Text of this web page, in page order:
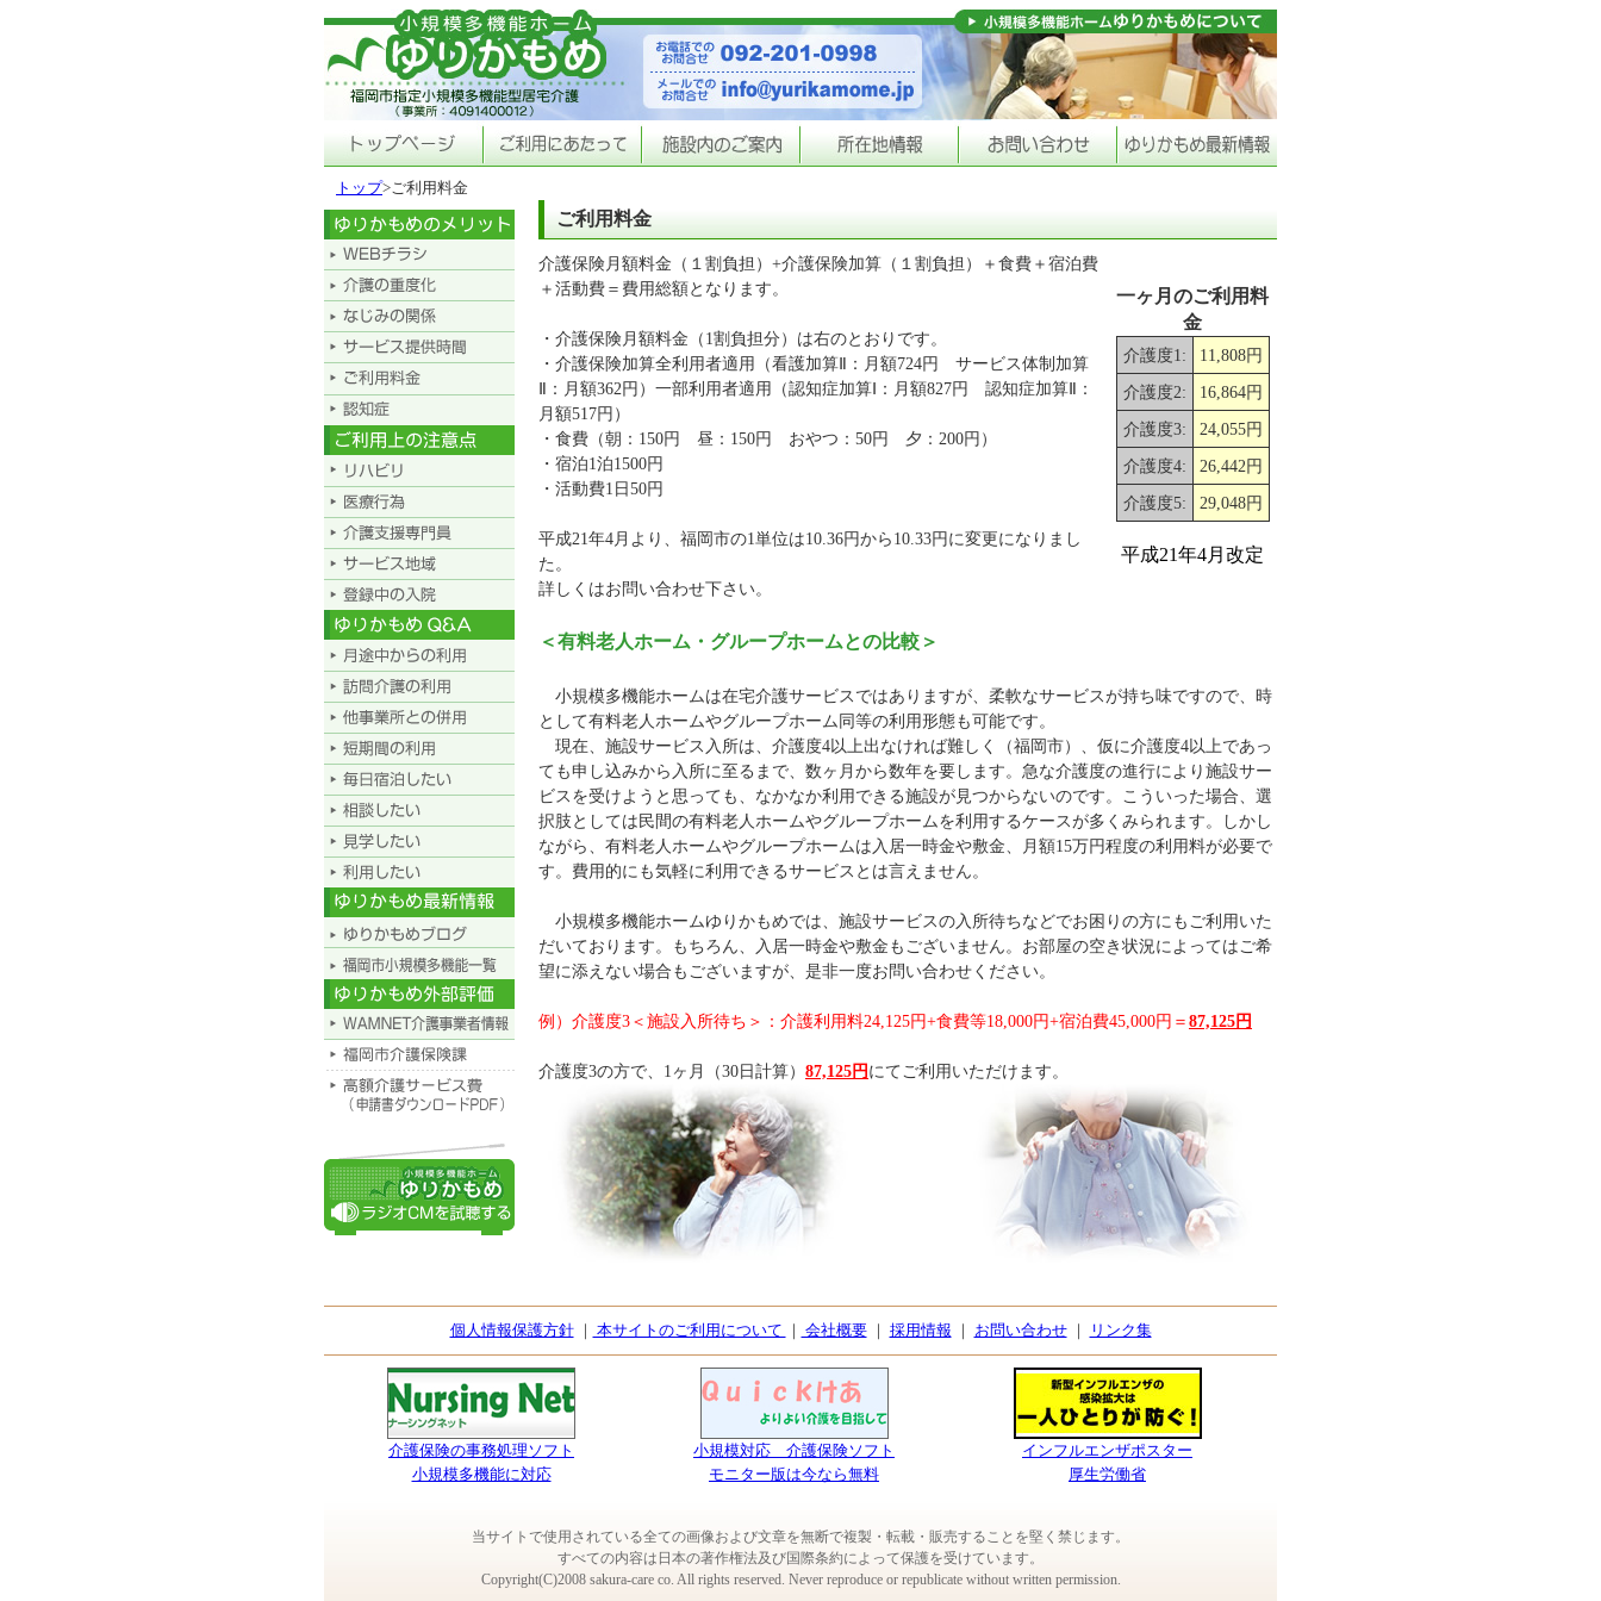
トップ>ご利用料金
ご利用料金
介護保険月額料金（１割負担）+介護保険加算（１割負担）＋食費＋宿泊費
＋活動費＝費用総額となります。
・介護保険月額料金（1割負担分）は右のとおりです。
・介護保険加算全利用者適用（看護加算Ⅱ：月額724円 サービス体制加算
Ⅱ：月額362円）一部利用者適用（認知症加算Ⅰ：月額827円 認知症加算Ⅱ：
月額517円）
・食費（朝：150円 昼：150円 おやつ：50円 夕：200円）
・宿泊1泊1500円
・活動費1日50円
平成21年4月より、福岡市の1単位は10.36円から10.33円に変更になりまし
た。
詳しくはお問い合わせ下さい。
一ヶ月のご利用料
金
介護度1:
11,808円
介護度2:
16,864円
介護度3:
24,055円
介護度4:
26,442円
介護度5:
29,048円
平成21年4月改定
＜有料老人ホーム・グループホームとの比較＞
小規模多機能ホームは在宅介護サービスではありますが、柔軟なサービスが持ち味ですので、時
として有料老人ホームやグループホーム同等の利用形態も可能です。
現在、施設サービス入所は、介護度4以上出なければ難しく（福岡市）、仮に介護度4以上であっ
ても申し込みから入所に至るまで、数ヶ月から数年を要します。急な介護度の進行により施設サー
ビスを受けようと思っても、なかなか利用できる施設が見つからないのです。こういった場合、選
択肢としては民間の有料老人ホームやグループホームを利用するケースが多くみられます。しかし
ながら、有料老人ホームやグループホームは入居一時金や敷金、月額15万円程度の利用料が必要で
す。費用的にも気軽に利用できるサービスとは言えません。
小規模多機能ホームゆりかもめでは、施設サービスの入所待ちなどでお困りの方にもご利用いた
だいております。もちろん、入居一時金や敷金もございません。お部屋の空き状況によってはご希
望に添えない場合もございますが、是非一度お問い合わせください。
例）介護度3＜施設入所待ち＞：介護利用料24,125円+食費等18,000円+宿泊費45,000円＝87,125円
介護度3の方で、1ヶ月（30日計算） 87,125円にてご利用いただけます。
個人情報保護方針｜ 本サイトのご利用について ｜ 会社概要｜ 採用情報 ｜ お問い合わせ｜ リンク集
介護保険の事務処理ソフト
小規模多機能に対応
小規模対応 介護保険ソフト
モニター版は今なら無料
インフルエンザポスター
厚生労働省
当サイトで使用されている全ての画像および文章を無断で複製・転載・販売することを堅く禁じます。
すべての内容は日本の著作権法及び国際条約によって保護を受けています。
Copyright(C)2008 sakura-care co. All rights reserved. Never reproduce or republicate without written permission.